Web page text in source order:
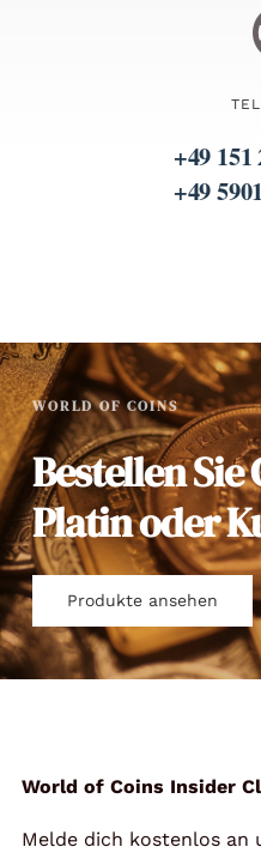
+49 151
+49
WORLD OF COINS
Bestellen Sie
Platin oder
Produkte ansehen
World of Coins Insider
Melde dich kostenlos an